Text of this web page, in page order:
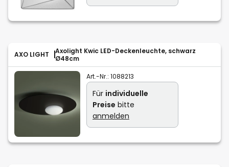
AXO LIGHT
Axolight Kwic LED-Deckenleuchte, schwarz
Ø48cm
Art.-Nr.: 1088213
Für individuelle
Preise bitte
anmelden